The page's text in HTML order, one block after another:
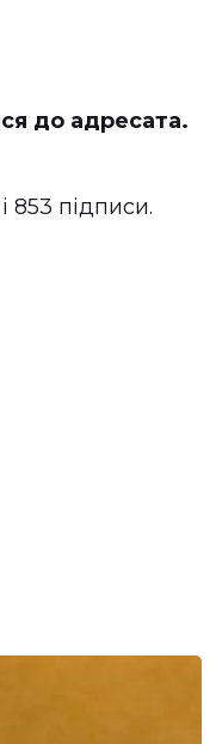
до адресата.
853 підписи.